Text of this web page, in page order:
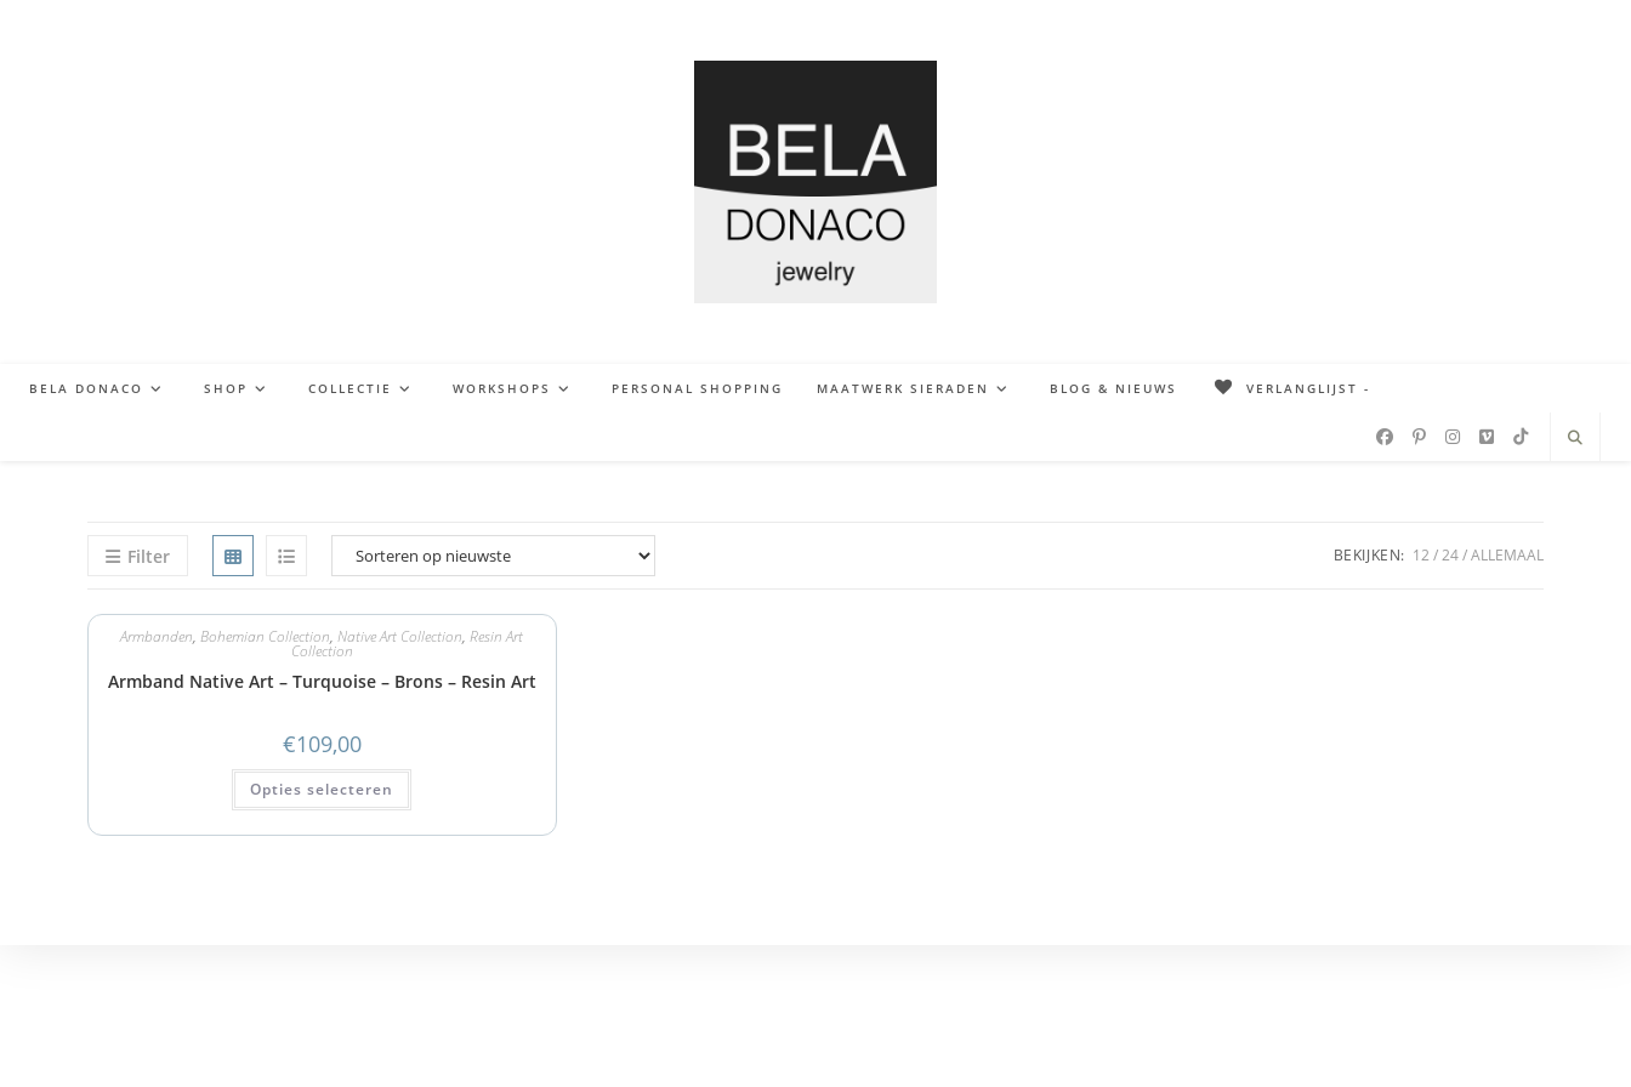
BELA DONACO SHOP COLLECTIE WORKSHOPS PERSONAL SHOPPING MAATWERK SIERADEN BLOG & NIEUWS VERLANGLIJST -
Filter BEKIJKEN: 12 24 ALLEMAAL
Armbanden,Bohemian Collection,Native Art Collection,Resin Art
Collection
Armband Native Art – Turquoise – Brons – Resin Art
€109,00
Opties selecteren